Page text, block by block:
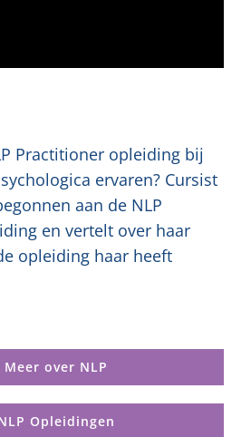
Practitioner opleiding bij
ervaren? Cursist
aan de NLP
en vertelt over haar
opleiding haar heeft
Meer over NLP
Opleidingen